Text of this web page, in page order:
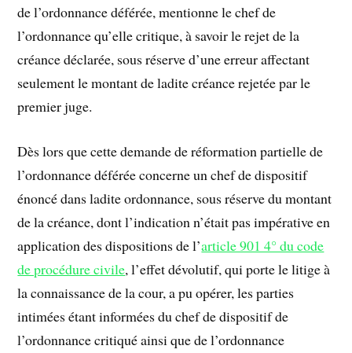
de l’ordonnance déférée, mentionne le chef de
l’ordonnance qu’elle critique, à savoir le rejet de la
créance déclarée, sous réserve d’une erreur affectant
seulement le montant de ladite créance rejetée par le
premier juge.
Dès lors que cette demande de réformation partielle de
l’ordonnance déférée concerne un chef de dispositif
énoncé dans ladite ordonnance, sous réserve du montant
de la créance, dont l’indication n’était pas impérative en
application des dispositions de l’article 901 4° du code
de procédure civile, l’effet dévolutif, qui porte le litige à
la connaissance de la cour, a pu opérer, les parties
intimées étant informées du chef de dispositif de
l’ordonnance critiqué ainsi que de l’ordonnance